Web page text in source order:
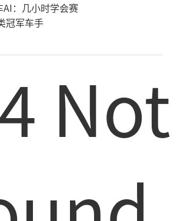
：几小时学会赛
冠军车手
Not